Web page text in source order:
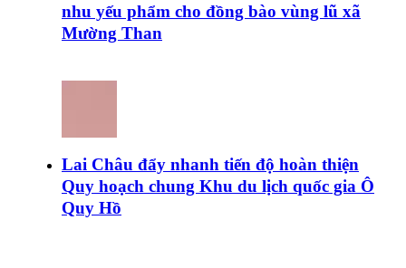
nhu yếu phẩm cho đồng bào vùng lũ xã
Mường Than
Lai Châu đẩy nhanh tiến độ hoàn thiện
Quy hoạch chung Khu du lịch quốc gia Ô
Quy Hồ